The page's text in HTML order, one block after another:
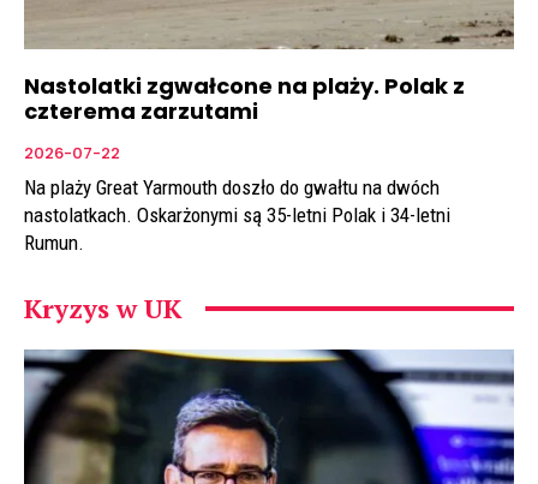
Nastolatki zgwałcone na plaży. Polak z
czterema zarzutami
2026-07-22
Na plaży Great Yarmouth doszło do gwałtu na dwóch
nastolatkach. Oskarżonymi są 35-letni Polak i 34-letni
Rumun.
Kryzys w UK